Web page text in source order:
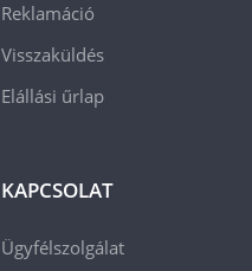
Reklamáció
Visszaküldés
Elállási űrlap
KAPCSOLAT
Ügyfélszolgálat